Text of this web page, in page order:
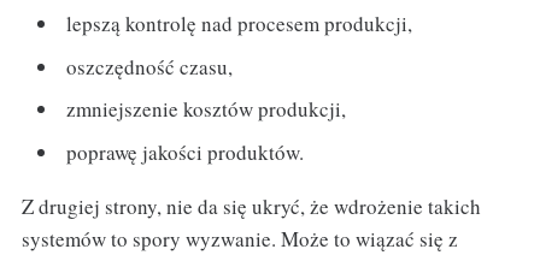
lepszą kontrolę nad procesem produkcji,
oszczędność czasu,
zmniejszenie kosztów produkcji,
poprawę jakości produktów.
Z drugiej strony, nie da się ukryć, że wdrożenie takich
systemów to spory wyzwanie. Może to wiązać się z